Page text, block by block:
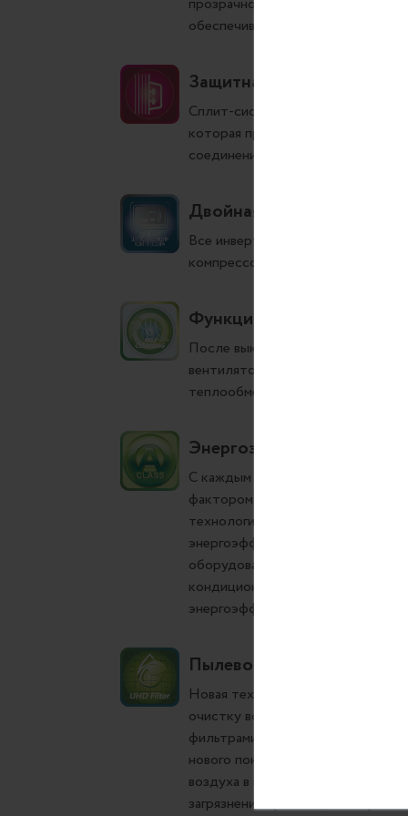
прозрачного пластика, что
обеспечивая незаметность
Защитная накладка на
Сплит-системы Hisense
которая предотвращает
соединения.
Двойная шумоизоляция
Все инверторные кондиционеры
компрессора, что позволяет
Функция самоочистки
После выключения
вентилятор внутреннего блока
теплообменник после работы
Энергоэффективность
С каждым годом
фактором. Ранее высокая
технологичность
энергоэффективность
оборудования, поскольку
кондиционера. В настоящее
энергоэффективности
Пылевой фильтр высокой
Новая технология пылевого
очистку воздуха за счет
фильтрами. ULTRA Hi Density
нового поколения, который
воздуха в помещении по
загрязнений производится